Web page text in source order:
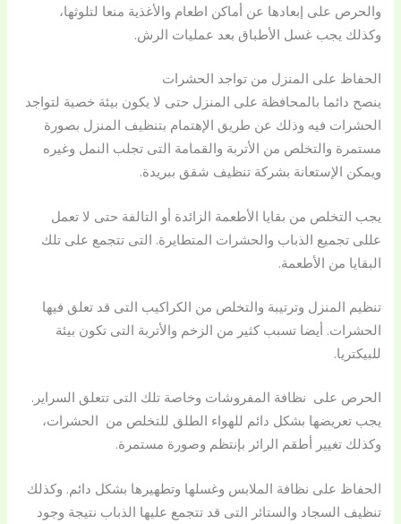
والحرص على إبعادها عن أماكن اطعام والأغذية منعا لتلوثها،
وكذلك يجب غسل الأطباق بعد عمليات الرش.
الحفاظ على المنزل من تواجد الحشرات
ينصح دائما بالمحافظة على المنزل حتى لا يكون بيئة خصية لتواجد
الحشرات فيه وذلك عن طريق الإهتمام بتنظيف المنزل بصورة
مستمرة والتخلص من الأتربة والقمامة التى تجلب النمل وغيره
ويمكن الإستعانة بشركة تنظيف شقق ببريدة.
يجب التخلص من بقايا الأطعمة الزائدة أو التالفة حتى لا تعمل
عللى تجميع الذباب والحشرات المتطايرة. التى تتجمع على تلك
البقايا من الأطعمة.
تنظيم المنزل وترتيبة والتخلص من الكراكيب التى قد تعلق فيها
الحشرات. أيضا تسبب كثير من الزخم والأتربة التى تكون بيئة
للبيكتريا.
الحرص على نظافة المفروشات وخاصة تلك التى تتعلق السراير.
يجب تعريضها بشكل دائم للهواء الطلق للتخلص من الحشرات،
وكذلك تغيير أطقم الرائر بإنتظم وصورة مستمرة.
الحفاظ على نظافة الملابس وغسلها وتطهيرها بشكل دائم. وكذلك
تنظيف السجاد والستائر التى قد تتجمع عليها الذباب نتيجة وجود